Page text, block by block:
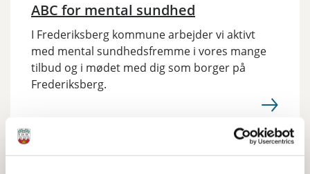
ABC for mental sundhed
I Frederiksberg kommune arbejder vi aktivt
med mental sundhedsfremme i vores mange
tilbud og i mødet med dig som borger på
Frederiksberg.